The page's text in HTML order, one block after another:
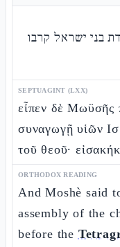
בני ישראל קרבו
SEPTUAGINT (LXX)
εἶπεν δὲ Μωϋσῆς
συναγωγῇ υἱῶν
τοῦ θεοῦ·
ORTHODOX READING
And Moshè said
assembly of the
before the